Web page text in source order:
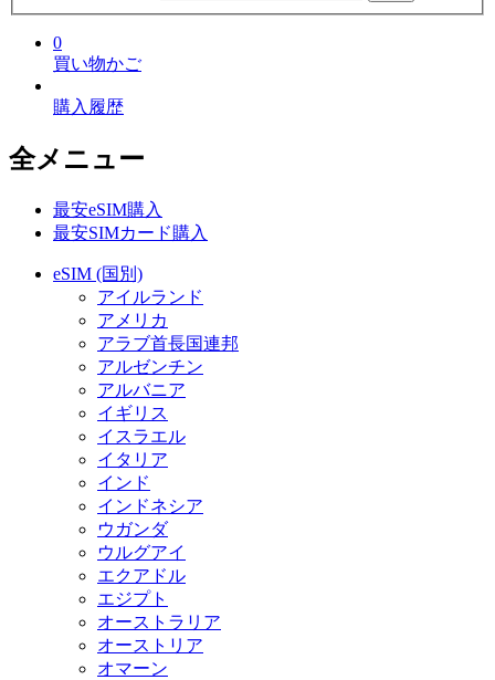
0
買い物かご
購入履歴
全メニュー
最安eSIM購入
最安SIMカード購入
eSIM (国別)
アイルランド
アメリカ
アラブ首長国連邦
アルゼンチン
アルバニア
イギリス
イスラエル
イタリア
インド
インドネシア
ウガンダ
ウルグアイ
エクアドル
エジプト
オーストラリア
オーストリア
オマーン